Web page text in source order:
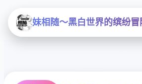
妹相随～黑白世界的缤纷冒